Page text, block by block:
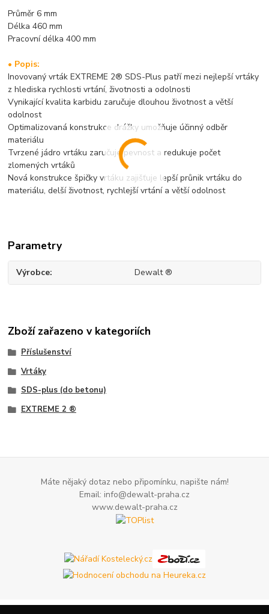
Průměr 6 mm
Délka 460 mm
Pracovní délka 400 mm
• Popis:
Inovovaný vrták EXTREME 2® SDS-Plus patří mezi nejlepší vrtáky
z hlediska rychlosti vrtání, životnosti a odolnosti
Vynikající kvalita karbidu zaručuje dlouhou životnost a větší
odolnost
Optimalizovaná konstrukce drážky umožňuje účinný odběr
materiálu
Tvrzené jádro vrtáku zaručuje pevnost a redukuje počet
zlomených vrtáků
Nová konstrukce špičky vrtáku zajišťuje lepší průnik vrtáku do
materiálu, delší životnost, rychlejší vrtání a větší odolnost
Parametry
Výrobce Dewalt ®
Zboží zařazeno v kategoriích
Příslušenství
Vrtáky
SDS-plus (do betonu)
EXTREME 2 ®
Máte nějaký dotaz nebo připomínku, napište nám!
Email: info@dewalt-praha.cz
www.dewalt-praha.cz